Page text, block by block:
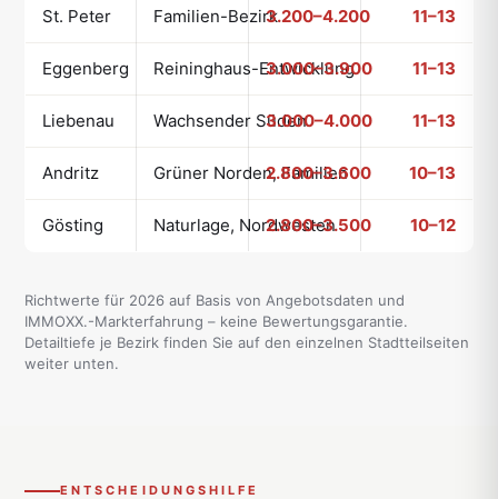
St. Peter Familien-Bezirk3.200–4.200 11–13
Eggenberg Reininghaus-Entwicklung
3.000–3.900 11–13
Liebenau Wachsender Süden3.000–4.000 11–13
Andritz Grüner Norden, Familien
2.800–3.600 10–13
Gösting Naturlage, Nordwesten
2.800–3.500 10–12
Richtwerte für 2026 auf Basis von Angebotsdaten und
IMMOXX.-Markterfahrung – keine Bewertungsgarantie.
Detailtiefe je Bezirk finden Sie auf den einzelnen Stadtteilseiten
weiter unten.
ENTSCHEIDUNGSHILFE